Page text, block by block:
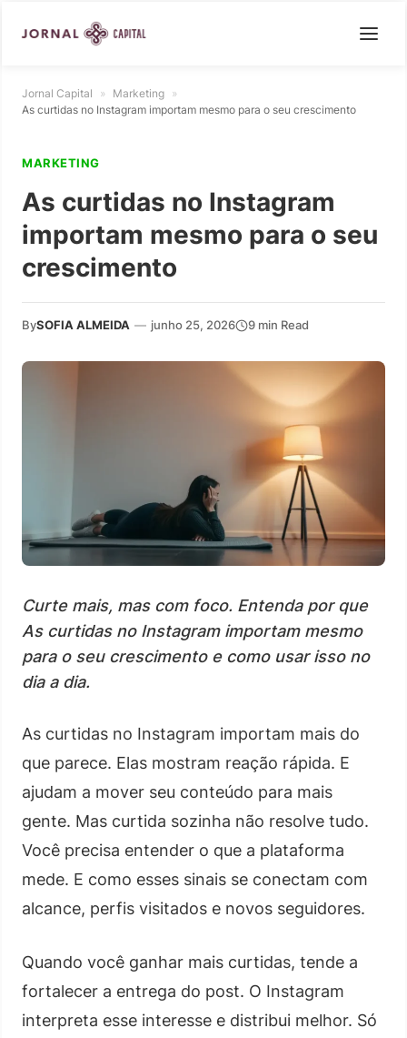
Jornal Capital » Marketing »
As curtidas no Instagram importam mesmo para o seu crescimento
MARKETING
As curtidas no Instagram
importam mesmo para o seu
crescimento
BySOFIA ALMEIDA — junho 25, 2026 9 min Read
Curte mais, mas com foco. Entenda por que
As curtidas no Instagram importam mesmo
para o seu crescimento e como usar isso no
dia a dia.
As curtidas no Instagram importam mais do
que parece. Elas mostram reação rápida. E
ajudam a mover seu conteúdo para mais
gente. Mas curtida sozinha não resolve tudo.
Você precisa entender o que a plataforma
mede. E como esses sinais se conectam com
alcance, perfis visitados e novos seguidores.
Quando você ganhar mais curtidas, tende a
fortalecer a entrega do post. O Instagram
interpreta esse interesse e distribui melhor. Só